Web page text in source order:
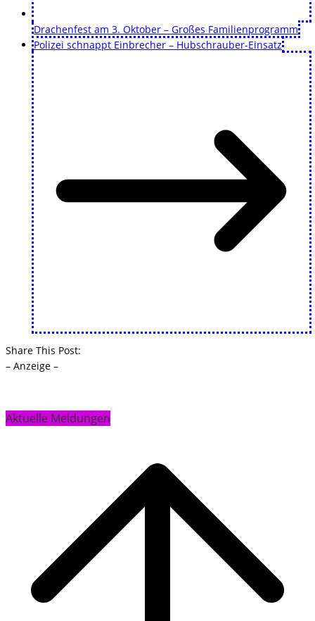
Drachenfest am 3. Oktober – Großes Familienprogramm
Polizei schnappt Einbrecher – Hubschrauber-Einsatz
Share This Post:
– Anzeige –
Aktuelle Meldungen